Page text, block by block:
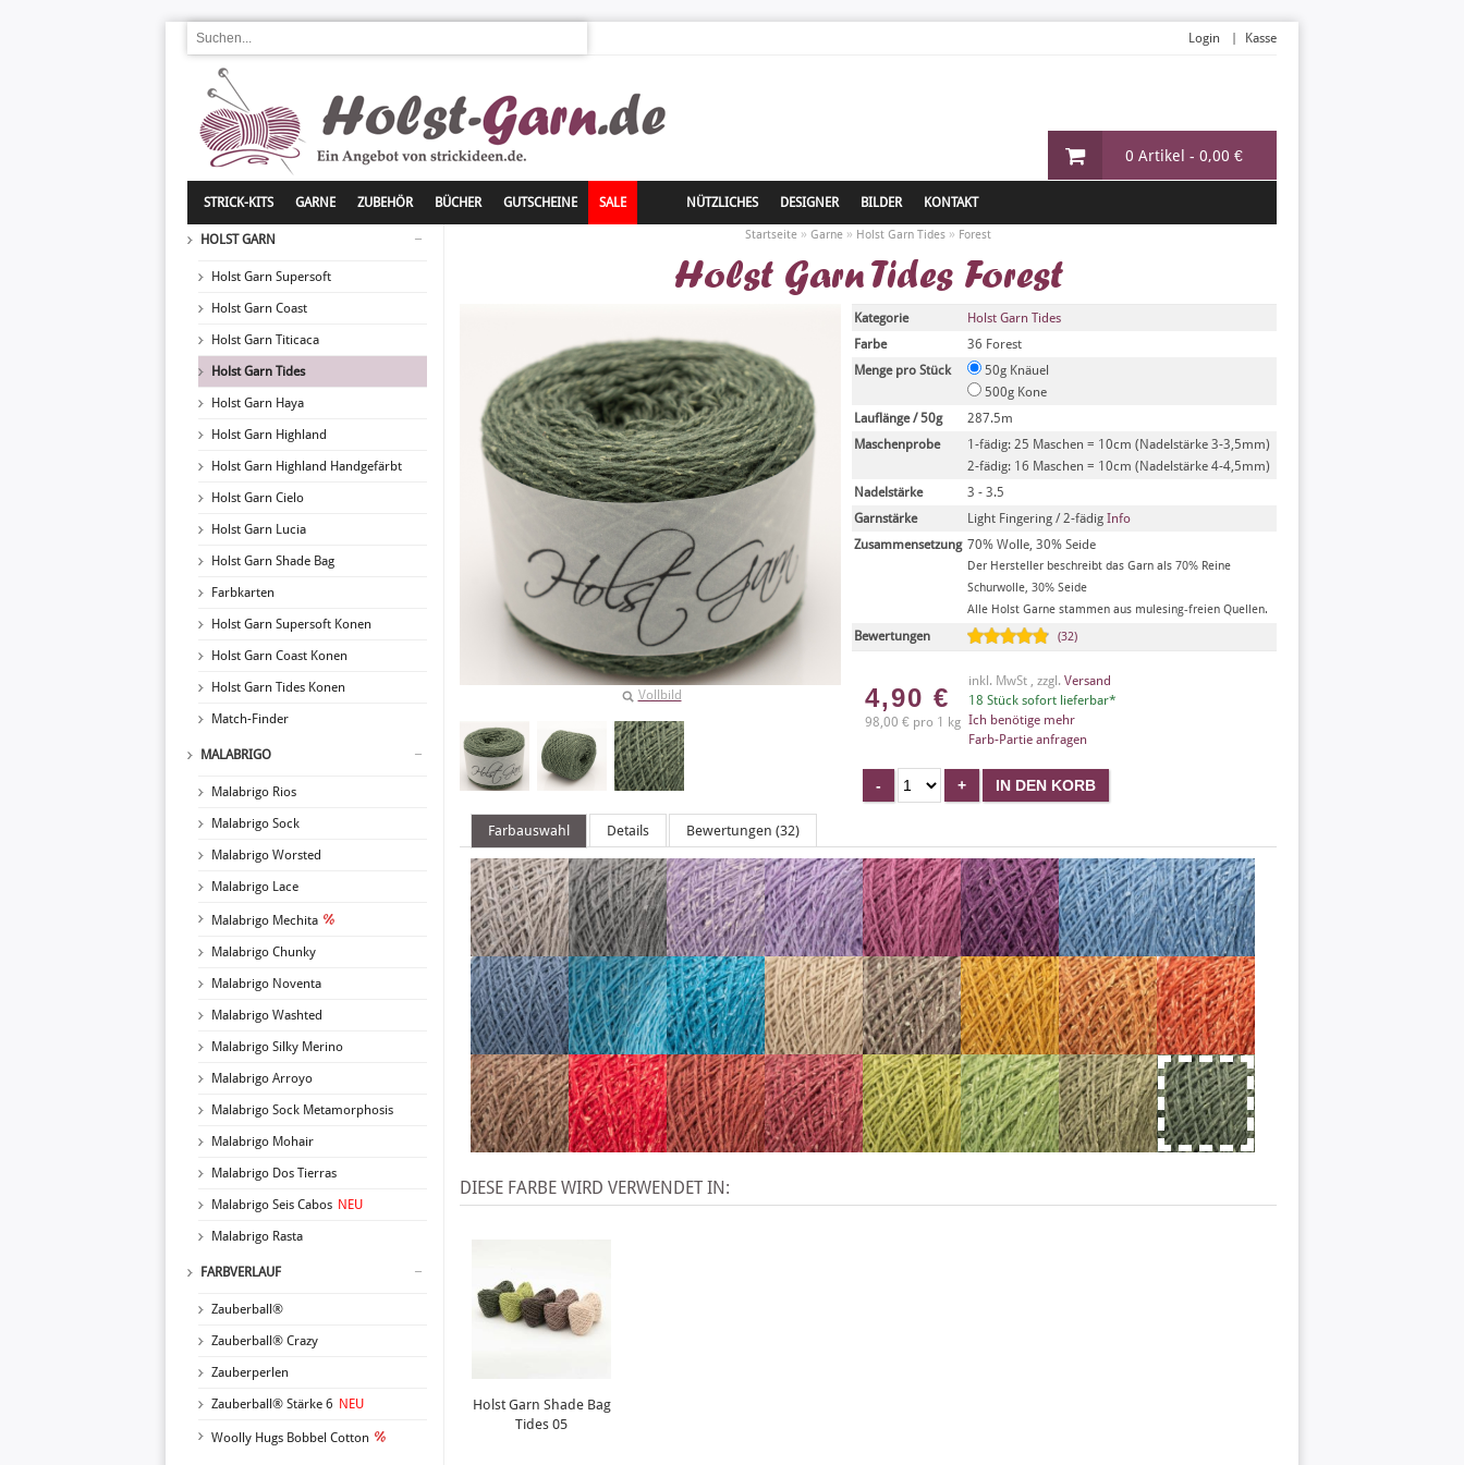
0 Artikel - 0,00 €
Login Kasse
STRICK-KITS GARNE ZUBEHÖR BÜCHER GUTSCHEINE SALE NÜTZLICHES DESIGNER BILDER KONTAKT
HOLST GARN
Holst Garn Supersoft
Holst Garn Coast
Holst Garn Titicaca
Holst Garn Tides
Holst Garn Haya
Holst Garn Highland
Holst Garn Highland Handgefärbt
Holst Garn Cielo
Holst Garn Lucia
Holst Garn Shade Bag
Farbkarten
Holst Garn Supersoft Konen
Holst Garn Coast Konen
Holst Garn Tides Konen
Match-Finder
MALABRIGO
Malabrigo Rios
Malabrigo Sock
Malabrigo Worsted
Malabrigo Lace
Malabrigo Mechita
Malabrigo Chunky
Malabrigo Noventa
Malabrigo Washted
Malabrigo Silky Merino
Malabrigo Arroyo
Malabrigo Sock Metamorphosis
Malabrigo Mohair
Malabrigo Dos Tierras
Malabrigo Seis Cabos NEU
Malabrigo Rasta
FARBVERLAUF
Zauberball®
Zauberball® Crazy
Zauberperlen
Zauberball® Stärke 6 NEU
Woolly Hugs Bobbel Cotton
Startseite » Garne » Holst Garn Tides » Forest
Holst Garn Tides Forest
Vollbild
Kategorie
Holst Garn Tides
Farbe
36 Forest
Menge pro Stück
50g Knäuel
500g Kone
Lauflänge / 50g
287.5m
Maschenprobe
1-fädig: 25 Maschen = 10cm (Nadelstärke 3-3,5mm)
2-fädig: 16 Maschen = 10cm (Nadelstärke 4-4,5mm)
Nadelstärke
3 - 3.5
Garnstärke
Light Fingering / 2-fädig Info
Zusammensetzung 70% Wolle, 30% Seide
Der Hersteller beschreibt das Garn als 70% Reine
Schurwolle, 30% Seide
Alle Holst Garne stammen aus mulesing-freien Quellen.
Bewertungen (32)
4,90 €
98,00 € pro 1 kg
inkl. MwSt , zzgl. Versand
18 Stück sofort lieferbar*
Ich benötige mehr
Farb-Partie anfragen
Farbauswahl Details Bewertungen (32)
DIESE FARBE WIRD VERWENDET IN:
Holst Garn Shade Bag
Tides 05